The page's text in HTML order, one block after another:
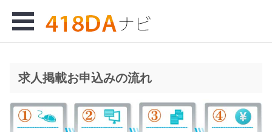
Open
Menu
求人掲載お申込みの流れ